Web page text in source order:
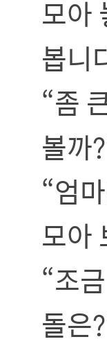
모아
봅니
“좀
볼까
“엄
모아
“조
돌은